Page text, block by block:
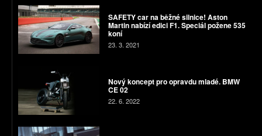
SAFETY car na běžné silnice! Aston
Martin nabízí edici F1. Speciál požene 535
koní
23. 3. 2021
Nový koncept pro opravdu mladé. BMW
CE 02
22. 6. 2022